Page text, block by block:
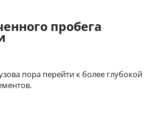
пробега
пора перейти к более глубокой